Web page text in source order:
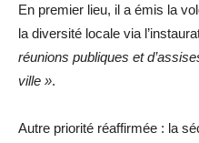
En premier lieu, il a émis la
la diversité locale via
réunions publiques et
ville ».
Autre priorité réaffirmée : la